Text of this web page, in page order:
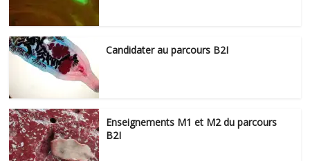
Candidater au parcours B2I
Enseignements M1 et M2 du parcours
B2I